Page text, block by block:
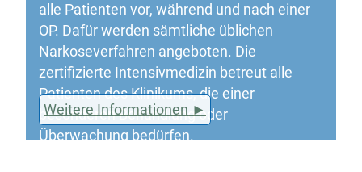
alle Patienten vor, während und nach einer
OP. Dafür werden sämtliche üblichen
Narkoseverfahren angeboten. Die
zertifizierte Intensivmedizin betreut alle
Patienten des Klinikums, die einer
besonderen Behandlung oder
Überwachung bedürfen.
Weitere Informationen